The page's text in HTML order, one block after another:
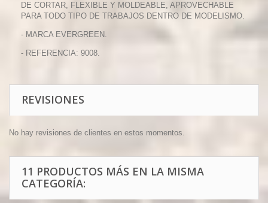
DE CORTAR, FLEXIBLE Y MOLDEABLE, APROVECHABLE
PARA TODO TIPO DE TRABAJOS DENTRO DE MODELISMO.
- MARCA EVERGREEN.
- REFERENCIA: 9008.
REVISIONES
No hay revisiones de clientes en estos momentos.
11 PRODUCTOS MÁS EN LA MISMA
CATEGORÍA: